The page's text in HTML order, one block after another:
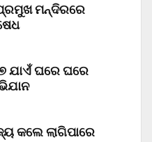
ମନ୍ଦିରରେ
ଯାଏଁ ଘରେ ଘରେ
କଲେ ଲାଗିପାରେ